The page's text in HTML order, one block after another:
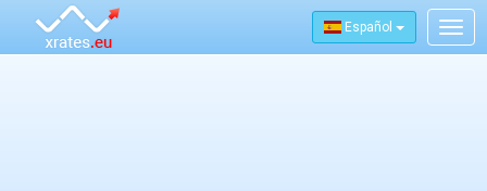
Español